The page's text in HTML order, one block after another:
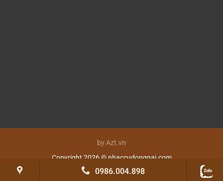
by Azt.vn
Copyright 2026 © nhaccudongnai.com
0986.004.898